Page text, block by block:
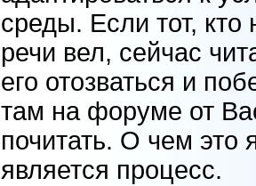
среды. Если тот,
речи вел, сейчас
его отозваться и
там на форуме от
почитать. О чем это
является процесс.